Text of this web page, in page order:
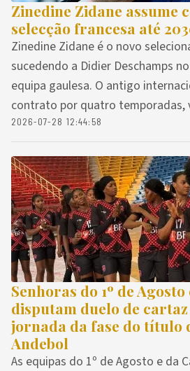
Zinedine Zidane assume
selecção francesa até
Zinedine Zidane é o novo
sucedendo a Didier Deschamps
equipa gaulesa. O antigo
contrato por quatro temporadas,
2026-07-28 12:44:58
Senhoras do 1º de
disputam duelo de
jornada da fase do título
Andebol
As equipas do 1º de Agosto e da